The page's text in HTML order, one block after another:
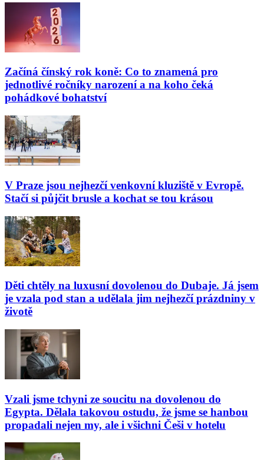
Začíná čínský rok koně: Co to znamená pro
jednotlivé ročníky narození a na koho čeká
pohádkové bohatství
V Praze jsou nejhezčí venkovní kluziště v Evropě.
Stačí si půjčit brusle a kochat se tou krásou
Děti chtěly na luxusní dovolenou do Dubaje. Já jsem
je vzala pod stan a udělala jim nejhezčí prázdniny v
životě
Vzali jsme tchyni ze soucitu na dovolenou do
Egypta. Dělala takovou ostudu, že jsme se hanbou
propadali nejen my, ale i všichni Češi v hotelu